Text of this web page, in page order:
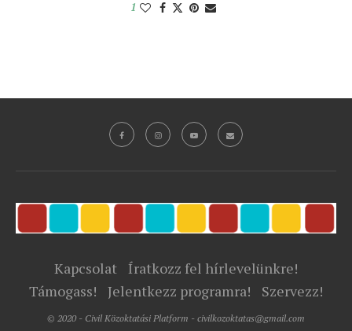
1
Kapcsolat Íratkozz fel hírlevelünkre!
Támogass!
Jelentkezz programra! Szervezz!
© 2020 - Civil Közoktatási Platform - civilkozoktatas@gmail.com